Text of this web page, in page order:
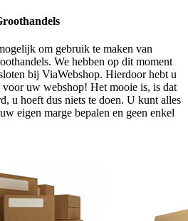
om gebruik te maken van
We hebben op dit moment
bij ViaWebshop. Hierdoor hebt u
uw webshop! Het mooie is, is dat
u hoeft dus niets te doen. U kunt alles
eigen marge bepalen en geen enkel